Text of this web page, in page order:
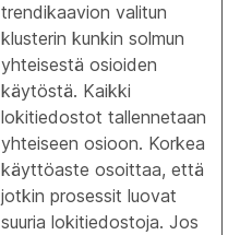
trendikaavion valitun
klusterin kunkin solmun
yhteisestä osioiden
käytöstä. Kaikki
lokitiedostot tallennetaan
yhteiseen osioon. Korkea
käyttöaste osoittaa, että
jotkin prosessit luovat
suuria lokitiedostoja. Jos